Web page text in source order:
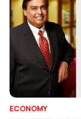
ECONOMY